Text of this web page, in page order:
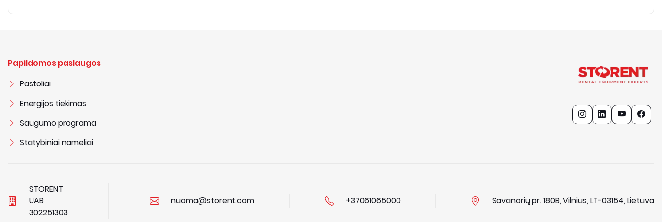
Papildomos paslaugos
Pastoliai
Energijos tiekimas
Saugumo programa
Statybiniai nameliai
STORENT
UAB
302251303
nuoma@storent.com +37061065000 Savanorių pr. 180B, Vilnius, LT-03154, Lietuva